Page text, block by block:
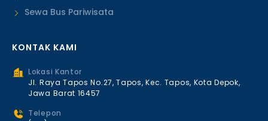
Sewa Bus Pariwisata
KONTAK KAMI
Lokasi Kantor
Jl. Raya Tapos No.27, Tapos, Kec. Tapos, Kota Depok,
Jawa Barat 16457
Telepon